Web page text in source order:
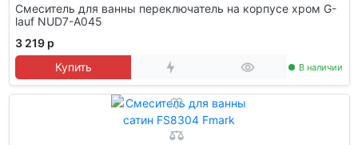
Смеситель для ванны переключатель на корпусе хром G-
lauf NUD7-A045
3 219 р
Купить
В наличии